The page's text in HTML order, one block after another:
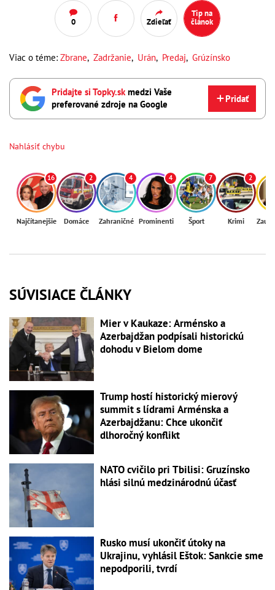
0 Zdieľať
Tip na
článok
Viac o téme: Zbrane, Zadržanie, Urán, Predaj, Grúzínsko
Pridajte si Topky.skmedzi Vaše
preferované zdroje na Google
Pridať
Nahlásiť chybu
16
Najčítanejšie
2
Domáce
4
Zahraničné
4
Prominenti
7
Šport
2
Krimi
SÚVISIACE ČLÁNKY
Mier v Kaukaze: Arménsko a
Azerbajdžan podpísali historickú
dohodu v Bielom dome
Trump hostí historický mierový
summit s lídrami Arménska a
Azerbajdžanu: Chce ukončiť
dlhoročný konflikt
NATO cvičilo pri Tbilisi: Gruzínsko
hlási silnú medzinárodnú účasť
Rusko musí ukončiť útoky na
Ukrajinu, vyhlásil Eštok: Sankcie sme
nepodporili, tvrdí